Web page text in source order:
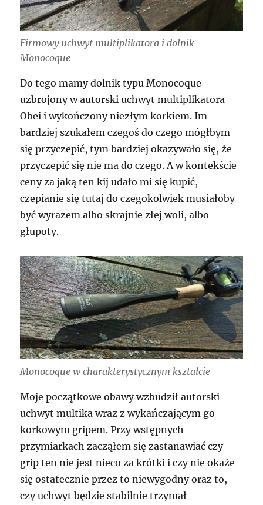
Firmowy uchwyt multiplikatora i dolnik
Monocoque
Do tego mamy dolnik typu Monocoque
uzbrojony w autorski uchwyt multiplikatora
Obei i wykończony niezłym korkiem. Im
bardziej szukałem czegoś do czego mógłbym
się przyczepić, tym bardziej okazywało się, że
przyczepić się nie ma do czego. A w kontekście
ceny za jaką ten kij udało mi się kupić,
czepianie się tutaj do czegokolwiek musiałoby
być wyrazem albo skrajnie złej woli, albo
głupoty.
Monocoque w charakterystycznym kształcie
Moje początkowe obawy wzbudził autorski
uchwyt multika wraz z wykańczającym go
korkowym gripem. Przy wstępnych
przymiarkach zacząłem się zastanawiać czy
grip ten nie jest nieco za krótki i czy nie okaże
się ostatecznie przez to niewygodny oraz to,
czy uchwyt będzie stabilnie trzymał